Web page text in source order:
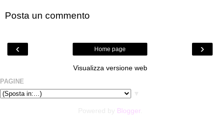
Posta un commento
‹ ›
Home page
Visualizza versione web
PAGINE
Blogger.